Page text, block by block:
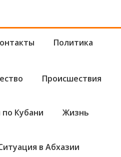
Политика
Происшествия
Кубани Жизнь
в Абхазии